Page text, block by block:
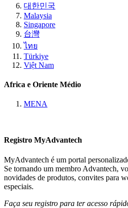
대한민국
Malaysia
Singapore
台灣
ไทย
Türkiye
Việt Nam
Africa e Oriente Médio
MENA
Registro MyAdvantech
MyAdvantech é um portal
Se tornando um membro Advantech,
novidades de produtos, convites para
especiais.
Faça seu registro para ter acesso